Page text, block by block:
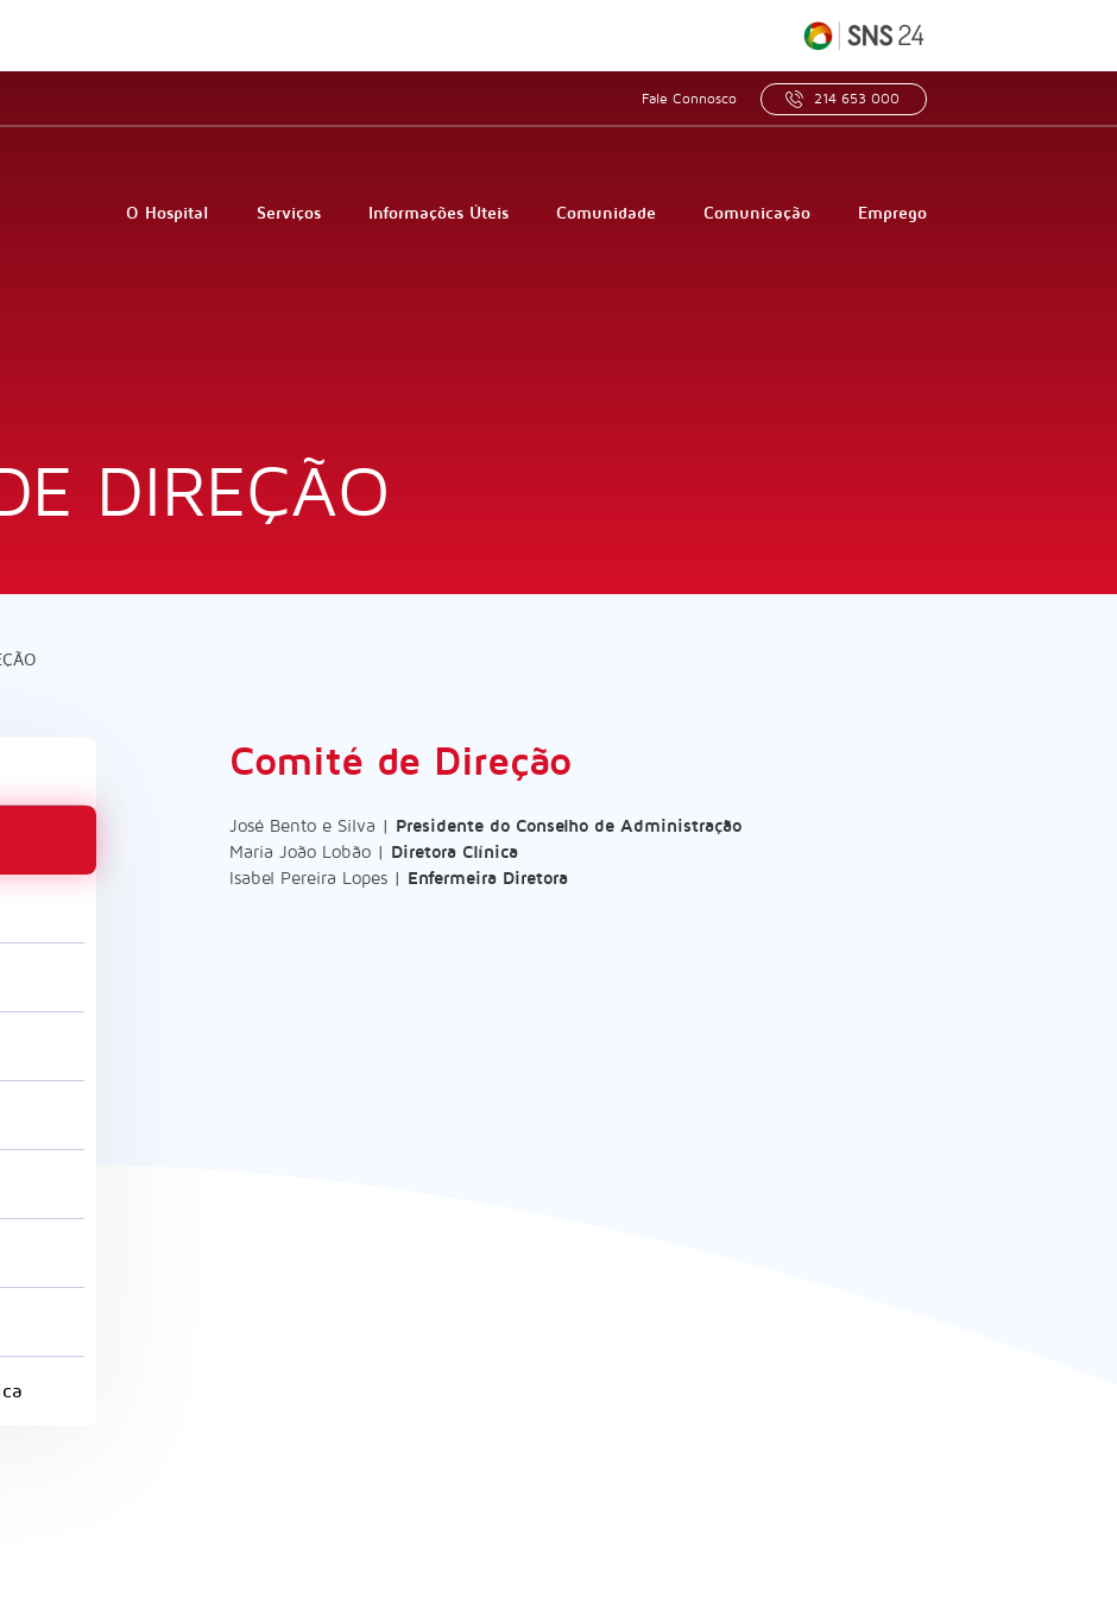
Fale Connosco 214 653 000
O Hospital Serviços Informações Úteis Comunidade Comunicação Emprego
DIREÇÃO
Comité de Direção
José Bento e Silva | Presidente do Conselho de Administração
Maria João Lobão | Diretora Clínica
Isabel Pereira Lopes | Enfermeira Diretora